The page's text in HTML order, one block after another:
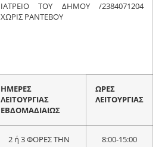
ΙΑΤΡΕΙΟ ΤΟΥ ΔΗΜΟΥ /2384071204
ΧΩΡΙΣ ΡΑΝΤΕΒΟΥ
ΗΜΕΡΕΣ
ΛΕΙΤΟΥΡΓΙΑΣ
ΕΒΔΟΜΑΔΙΑΙΩΣ
ΩΡΕΣ
ΛΕΙΤΟΥΡΓΙΑΣ
2 ή 3 ΦΟΡΕΣ ΤΗΝ
8:00-15:00